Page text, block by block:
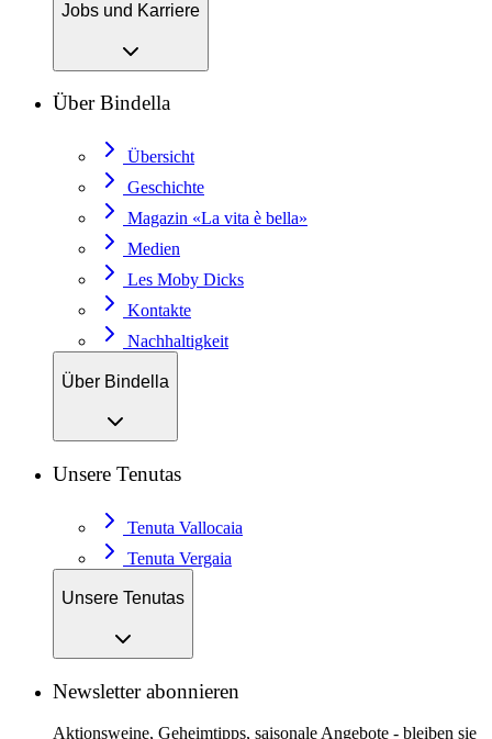
Jobs und Karriere
Über Bindella
Übersicht
Geschichte
Magazin «La vita è bella»
Medien
Les Moby Dicks
Kontakte
Nachhaltigkeit
Über Bindella
Unsere Tenutas
Tenuta Vallocaia
Tenuta Vergaia
Unsere Tenutas
Newsletter abonnieren
Aktionsweine, Geheimtipps, saisonale Angebote - bleiben sie